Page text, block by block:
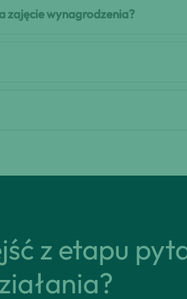
zajęcie wynagrodzenia?
z etapu